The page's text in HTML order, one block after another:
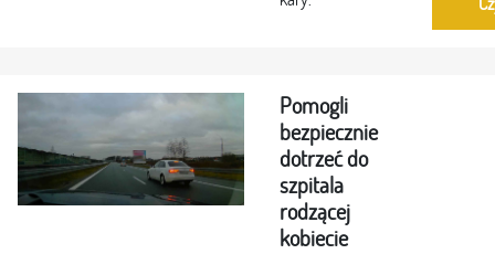
Pomogli
bezpiecznie
dotrzeć do
szpitala
rodzącej
kobiecie